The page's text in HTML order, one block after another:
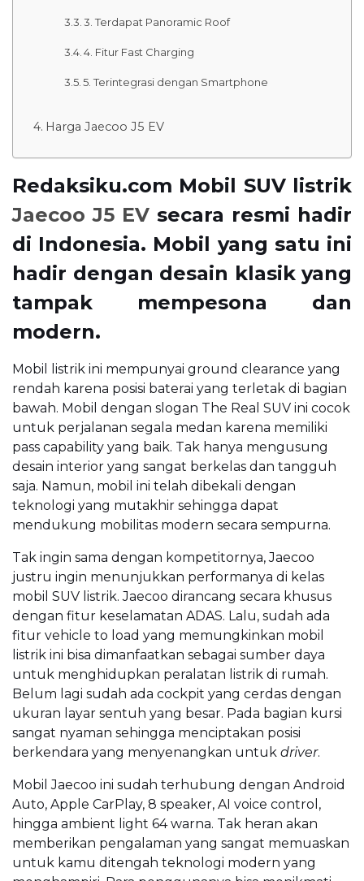
3. Terdapat Panoramic Roof
4. Fitur Fast Charging
5. Terintegrasi dengan Smartphone
Harga Jaecoo J5 EV
Redaksiku.com Mobil SUV listrik
Jaecoo J5 EV secara resmi hadir
di Indonesia. Mobil yang satu ini
hadir dengan desain klasik yang
tampak mempesona dan
modern.
Mobil listrik ini mempunyai ground clearance yang
rendah karena posisi baterai yang terletak di bagian
bawah. Mobil dengan slogan The Real SUV ini cocok
untuk perjalanan segala medan karena memiliki
pass capability yang baik. Tak hanya mengusung
desain interior yang sangat berkelas dan tangguh
saja. Namun, mobil ini telah dibekali dengan
teknologi yang mutakhir sehingga dapat
mendukung mobilitas modern secara sempurna.
Tak ingin sama dengan kompetitornya, Jaecoo
justru ingin menunjukkan performanya di kelas
mobil SUV listrik. Jaecoo dirancang secara khusus
dengan fitur keselamatan ADAS. Lalu, sudah ada
fitur vehicle to load yang memungkinkan mobil
listrik ini bisa dimanfaatkan sebagai sumber daya
untuk menghidupkan peralatan listrik di rumah.
Belum lagi sudah ada cockpit yang cerdas dengan
ukuran layar sentuh yang besar. Pada bagian kursi
sangat nyaman sehingga menciptakan posisi
berkendara yang menyenangkan untuk driver.
Mobil Jaecoo ini sudah terhubung dengan Android
Auto, Apple CarPlay, 8 speaker, AI voice control,
hingga ambient light 64 warna. Tak heran akan
memberikan pengalaman yang sangat memuaskan
untuk kamu ditengah teknologi modern yang